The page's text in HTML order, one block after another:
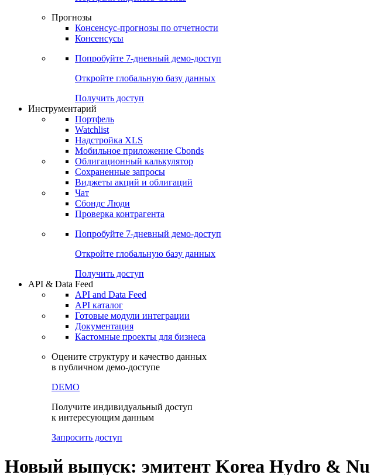
Виджет:
Портфели индексов Cbonds
Прогнозы
Консенсус-прогнозы по отчетности
Консенсусы
Попробуйте7-дневный
Откройте глобальную базу данных
Получить доступ
Инструментарий
Портфель
Watchlist
Надстройка XLS
Мобильное приложение Cbonds
Облигационный калькулятор
Сохраненные запросы
Виджеты акций и облигаций
Чат
Сбондс Люди
Проверка контрагента
Попробуйте7-дневный
Откройте глобальную базу данных
Получить доступ
API & Data Feed
API and Data Feed
API каталог
Документация
Кастомные проекты для бизнеса
Оцените структуру и качество данных
в публичном демо-доступе
DEMO
Получите индивидуальный доступ